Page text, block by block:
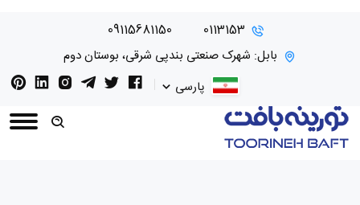
0113153
09115681150
بابل: شهرک صنعتی بندپی شرقی، بوستان دوم
پارسی